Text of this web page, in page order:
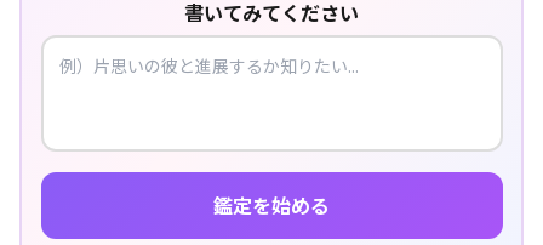
書いてみてください
鑑定を始める